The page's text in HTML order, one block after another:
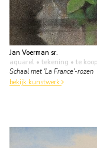
Jan Voerman sr.
aquarel • tekening • te koop
Schaal met 'La France'-rozen
bekijk kunstwerk